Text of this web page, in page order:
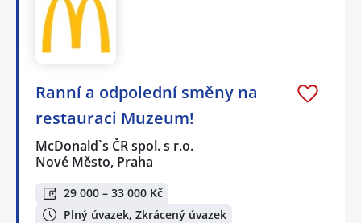
Ranní a odpolední směny na
restauraci Muzeum!
McDonald`s ČR spol. s r.o.
Nové Město, Praha
29 000 – 33 000 Kč
Plný úvazek, Zkrácený úvazek